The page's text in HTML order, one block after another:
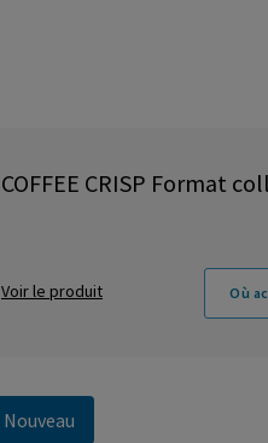
COFFEE CRISP Format
Voir le produit Où
Nouveau